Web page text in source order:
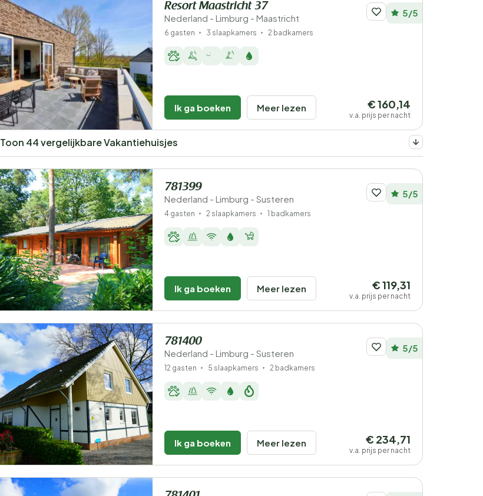
Resort Maastricht 37
Nederland - Limburg - Maastricht 5/5
6 gasten 3 slaapkamers 2 badkamers
Ik ga boeken Meer lezen € 160,14
v.a. prijs per nacht
Toon 44 vergelijkbare Vakantiehuisjes
781399
Nederland - Limburg - Susteren 5/5
4 gasten 2 slaapkamers 1 badkamers
Ik ga boeken Meer lezen € 119,31
v.a. prijs per nacht
781400
Nederland - Limburg - Susteren 5/5
12 gasten 5 slaapkamers 2 badkamers
Ik ga boeken Meer lezen € 234,71
v.a. prijs per nacht